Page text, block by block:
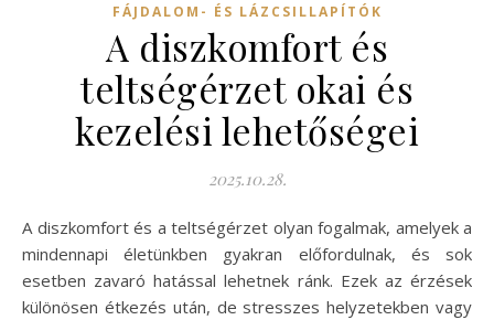
FÁJDALOM- ÉS LÁZCSILLAPÍTÓK
A diszkomfort és
teltségérzet okai és
kezelési lehetőségei
2025.10.28.
A diszkomfort és a teltségérzet olyan fogalmak, amelyek a
mindennapi életünkben gyakran előfordulnak, és sok
esetben zavaró hatással lehetnek ránk. Ezek az érzések
különösen étkezés után, de stresszes helyzetekben vagy